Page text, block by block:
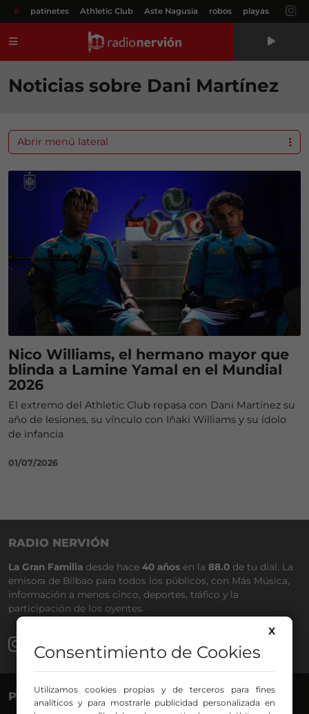
# patinetes Athletic Club Aste Nagusia robos playas
Noticias sobre Dani Martínez
Nico Williams, el hermano mayor que
blinda a Lamine Yamal en el Mundial
2026
El extremo del Athletic Club repasa con Dani Martínez su
año de lesiones, su vínculo con Iñaki Williams y su ídolo
de infancia
01/07/2026
Abrir menú lateral
RADIO NERVIÓN
La Gran Familia desde hace 40 años en la 88.0 de tu dial. La
emisora de Bilbao para todos los públicos, con Más Música,
información a menos cinco, deportes, tráfico y la
participación de los oyentes.
PROGRAMAS VOCES
X
Consentimiento de Cookies
Utilizamos cookies propias y de terceros para fines
analíticos y para mostrarle publicidad personalizada en